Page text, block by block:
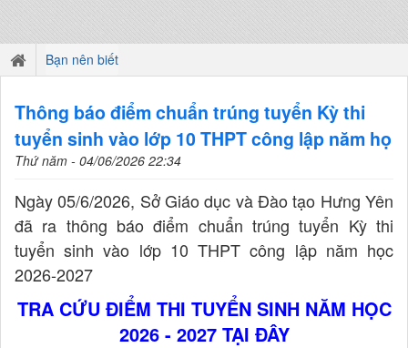
Bạn nên biết
Thông báo điểm chuẩn trúng tuyển Kỳ thi
tuyển sinh vào lớp 10 THPT công lập năm họ
Thứ năm - 04/06/2026 22:34
Ngày 05/6/2026, Sở Giáo dục và Đào tạo Hưng Yên
đã ra thông báo điểm chuẩn trúng tuyển Kỳ thi
tuyển sinh vào lớp 10 THPT công lập năm học
2026-2027
TRA CỨU ĐIỂM THI TUYỂN SINH NĂM HỌC
2026 - 2027 TẠI ĐÂY